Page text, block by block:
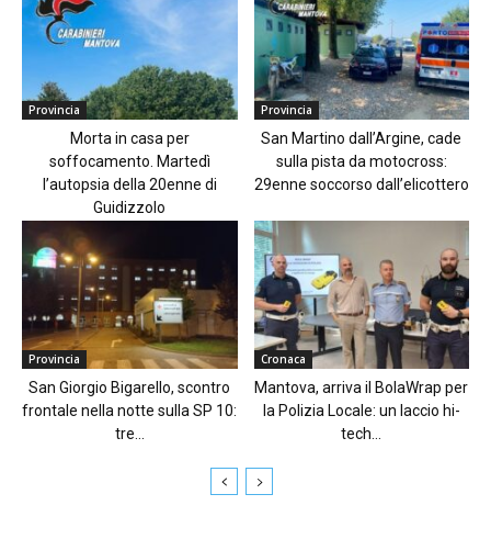
Provincia
Morta in casa per
soffocamento. Martedì
l’autopsia della 20enne di
Guidizzolo
Provincia
San Martino dall’Argine, cade
sulla pista da motocross:
29enne soccorso dall’elicottero
Provincia
San Giorgio Bigarello, scontro
frontale nella notte sulla SP 10:
tre...
Cronaca
Mantova, arriva il BolaWrap per
la Polizia Locale: un laccio hi-
tech...